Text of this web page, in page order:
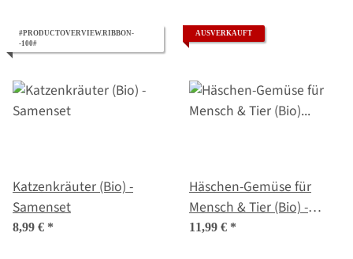
#PRODUCTOVERVIEW.RIBBON-
-100#
Katzenkräuter (Bio) -
Samenset
8,99 € *
AUSVERKAUFT
Häschen-Gemüse für
Mensch & Tier (Bio) -
Samenset
11,99 € *